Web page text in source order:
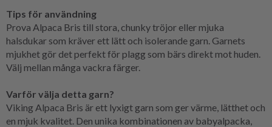
Tips för användning
Prova Alpaca Bris till stora, chunky tröjor eller mjuka
halsdukar som kräver ett lätt och isolerande garn. Garnets
mjukhet gör det perfekt för plagg som bärs direkt mot huden.
Välj mellan många vackra färger.
Varför välja detta garn?
Viking Alpaca Bris är ett lyxigt garn som ger värme, lätthet och
en mjuk kvalitet. Den unika kombinationen av babyalpacka,